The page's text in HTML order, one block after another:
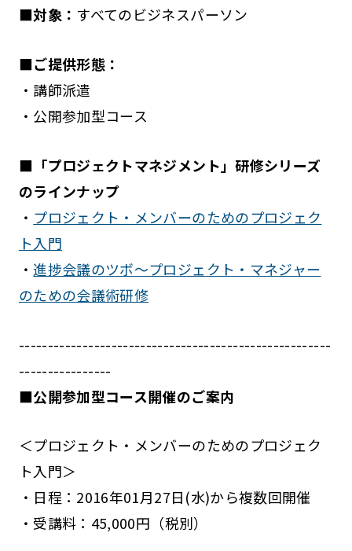
■対象： すべてのビジネスパーソン
■ご提供形態：
・講師派遣
・公開参加型コース
■「プロジェクトマネジメント」研修シリーズ
のラインナップ
・ プロジェクト・メンバーのためのプロジェク
ト入門
・進捗会議のツボ～プロジェクト・マネジャー
のための会議術研修
------------------------------------------------------
----------------
■公開参加型コース開催のご案内
＜プロジェクト・メンバーのためのプロジェク
ト入門＞
・日程：2016年01月27日(水)から複数回開催
・受講料：45,000円（税別）